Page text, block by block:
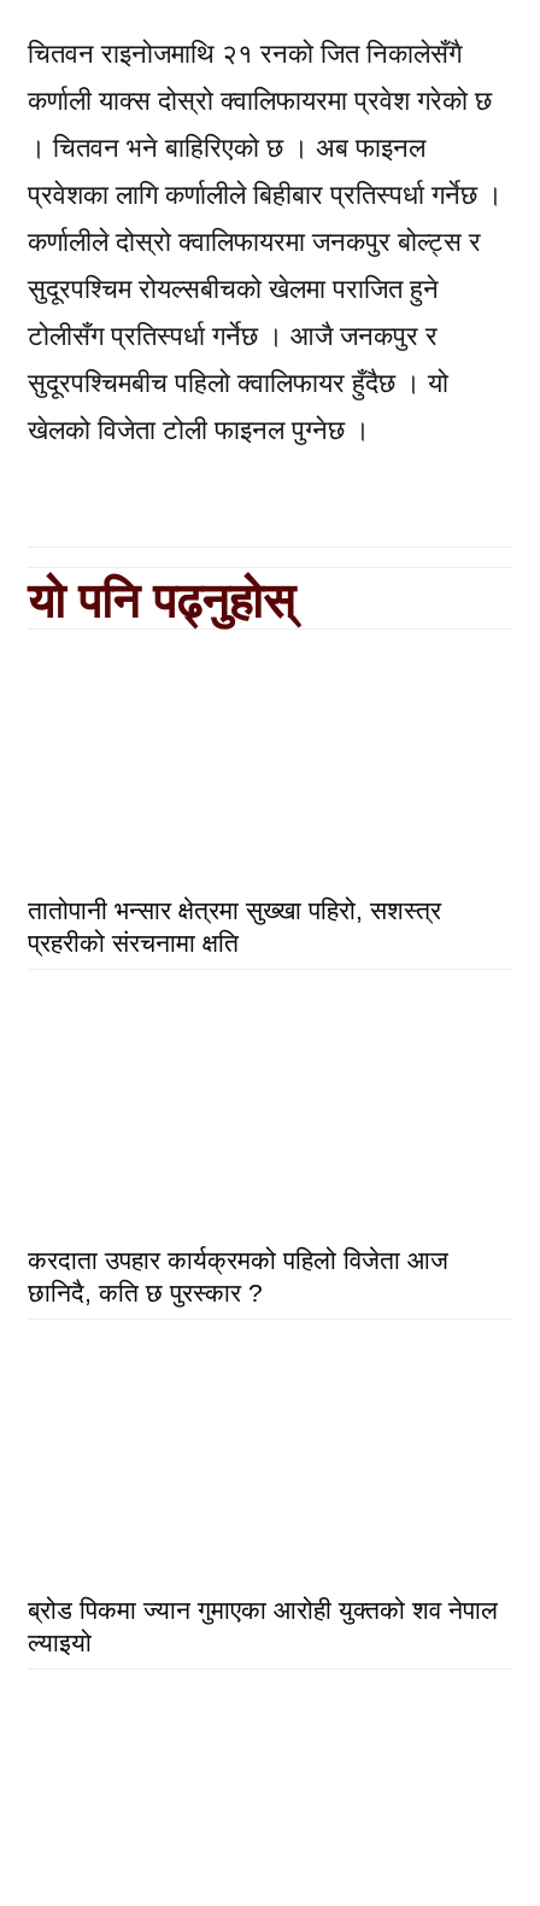
चितवन राइनोजमाथि २१ रनको जित निकालेसँगै
कर्णाली याक्स दोस्रो क्वालिफायरमा प्रवेश गरेको छ
। चितवन भने बाहिरिएको छ । अब फाइनल
प्रवेशका लागि कर्णालीले बिहीबार प्रतिस्पर्धा गर्नेछ ।
कर्णालीले दोस्रो क्वालिफायरमा जनकपुर बोल्ट्स र
सुदूरपश्चिम रोयल्सबीचको खेलमा पराजित हुने
टोलीसँग प्रतिस्पर्धा गर्नेछ । आजै जनकपुर र
सुदूरपश्चिमबीच पहिलो क्वालिफायर हुँदैछ । यो
खेलको विजेता टोली फाइनल पुग्नेछ ।
यो पनि पढ्नुहोस्
तातोपानी भन्सार क्षेत्रमा सुख्खा पहिरो, सशस्त्र
प्रहरीको संरचनामा क्षति
करदाता उपहार कार्यक्रमको पहिलो विजेता आज
छानिदै, कति छ पुरस्कार ?
ब्रोड पिकमा ज्यान गुमाएका आरोही युक्तको शव नेपाल
ल्याइयो